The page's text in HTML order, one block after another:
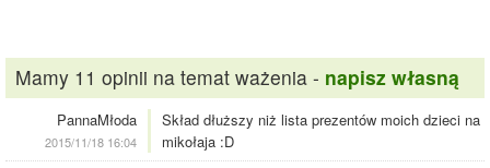
Mamy 11 opinii na temat ważenia - napisz własną
PannaMłoda
2015/11/18 16:04
Skład dłuższy niż lista prezentów moich dzieci na
mikołaja :D